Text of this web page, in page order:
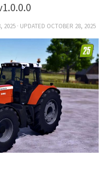
2025 · UPDATED OCTOBER 28, 2025